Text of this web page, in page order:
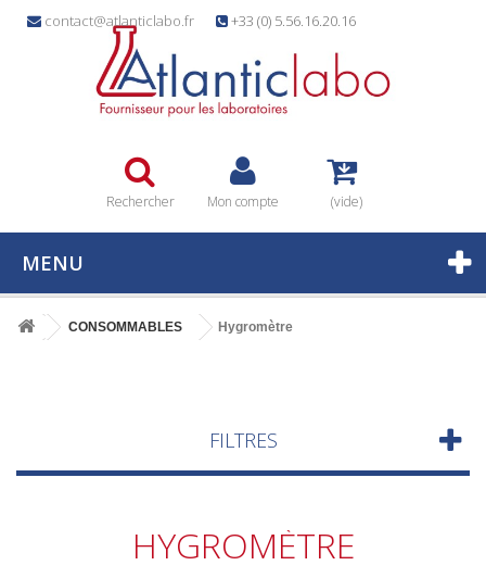
contact@atlanticlabo.fr +33 (0) 5.56.16.20.16
Rechercher Mon compte (vide)
MENU
CONSOMMABLES Hygromètre
FILTRES
HYGROMÈTRE